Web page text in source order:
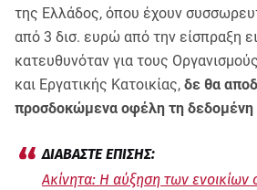
της Ελλάδος, όπου έχουν
από 3 δισ. ευρώ από την είσπραξη
κατευθυνόταν για τους
και Εργατικής Κατοικίας, δε θα
προσδοκώμενα οφέλη τη δεδομένη
Ακίνητα: Η αύξηση των ενοικίων